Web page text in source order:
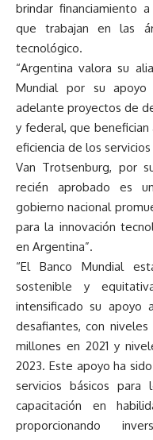
brindar financiamiento
que trabajan en las
tecnológico.
“Argentina valora su
Mundial por su
adelante proyectos de
y federal, que
eficiencia de los
Van Trotsenburg, por
recién aprobado es
gobierno nacional
para la innovación
en Argentina”.
“El Banco Mundial
sostenible y
intensificado su
desafiantes, con niveles
millones en 2021 y
2023. Este apoyo ha
servicios básicos para
capacitación en
proporcionando